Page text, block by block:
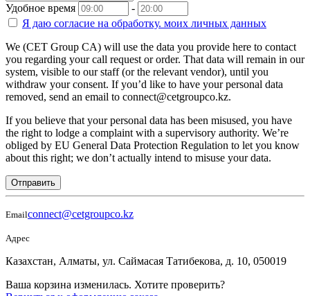
Удобное время
-
Я даю согласие на обработку. моих личных данных
We (CET Group CA) will use the data you provide here to contact
you regarding your call request or order. That data will remain in our
system, visible to our staff (or the relevant vendor), until you
withdraw your consent. If you’d like to have your personal data
removed, send an email to connect@cetgroupco.kz.
If you believe that your personal data has been misused, you have
the right to lodge a complaint with a supervisory authority. We’re
obliged by EU General Data Protection Regulation to let you know
about this right; we don’t actually intend to misuse your data.
Отправить
Emailconnect@cetgroupco.kz
Адрес
Казахстан, Алматы, ул. Саймасая Татибекова, д. 10, 050019
Ваша корзина изменилась. Хотите проверить?